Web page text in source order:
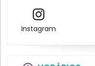
Instagram